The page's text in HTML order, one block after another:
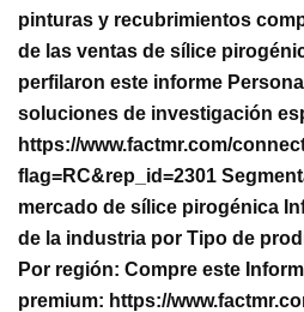
pinturas y recubrimientos
de las ventas de sílice
perfilaron este informe
soluciones de investigación
https://www.factmr.com/
flag=RC&rep_id=2301
mercado de sílice pirogénica
de la industria por Tipo de
Por región: Compre este
premium: https://